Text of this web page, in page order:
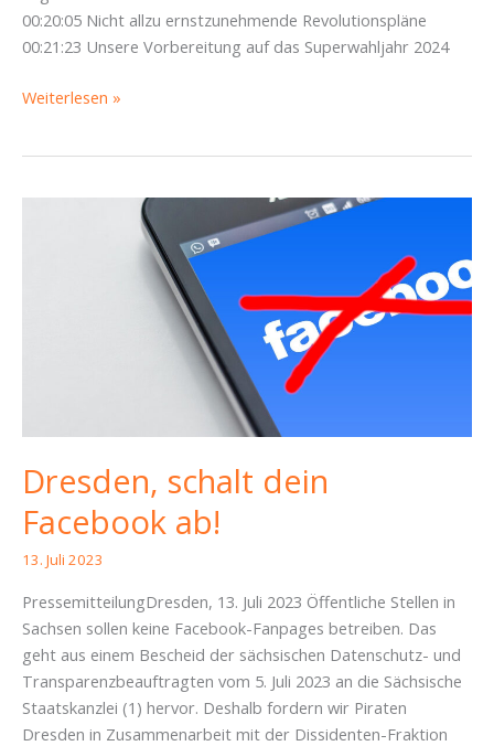
00:20:05 Nicht allzu ernstzunehmende Revolutionspläne
00:21:23 Unsere Vorbereitung auf das Superwahljahr 2024
Flundern
in
Weiterlesen »
Dresden, schalt dein
Facebook ab!
13. Juli 2023
PressemitteilungDresden, 13. Juli 2023 Öffentliche Stellen in
Sachsen sollen keine Facebook-Fanpages betreiben. Das
geht aus einem Bescheid der sächsischen Datenschutz- und
Transparenzbeauftragten vom 5. Juli 2023 an die Sächsische
Staatskanzlei (1) hervor. Deshalb fordern wir Piraten
Dresden in Zusammenarbeit mit der Dissidenten-Fraktion